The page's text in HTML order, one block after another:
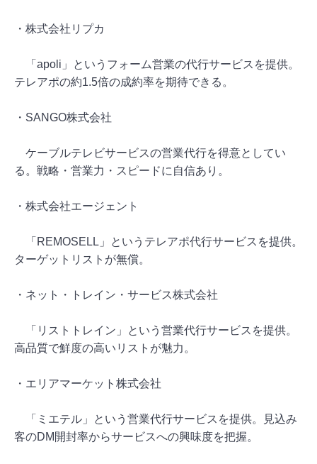
・株式会社リプカ
「apoli」というフォーム営業の代行サービスを提供。
テレアポの約1.5倍の成約率を期待できる。
・SANGO株式会社
ケーブルテレビサービスの営業代行を得意としてい
る。戦略・営業力・スピードに自信あり。
・株式会社エージェント
「REMOSELL」というテレアポ代行サービスを提供。
ターゲットリストが無償。
・ネット・トレイン・サービス株式会社
「リストトレイン」という営業代行サービスを提供。
高品質で鮮度の高いリストが魅力。
・エリアマーケット株式会社
「ミエテル」という営業代行サービスを提供。見込み
客のDM開封率からサービスへの興味度を把握。